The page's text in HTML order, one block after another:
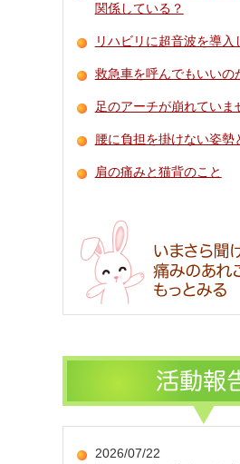
関係している？
リハビリに超音波を導入
救急車を呼んでもいいの
足のアーチが崩れていま
腰に負担を掛けない姿勢
肩の痛みと猫背のこと
2026/07/22